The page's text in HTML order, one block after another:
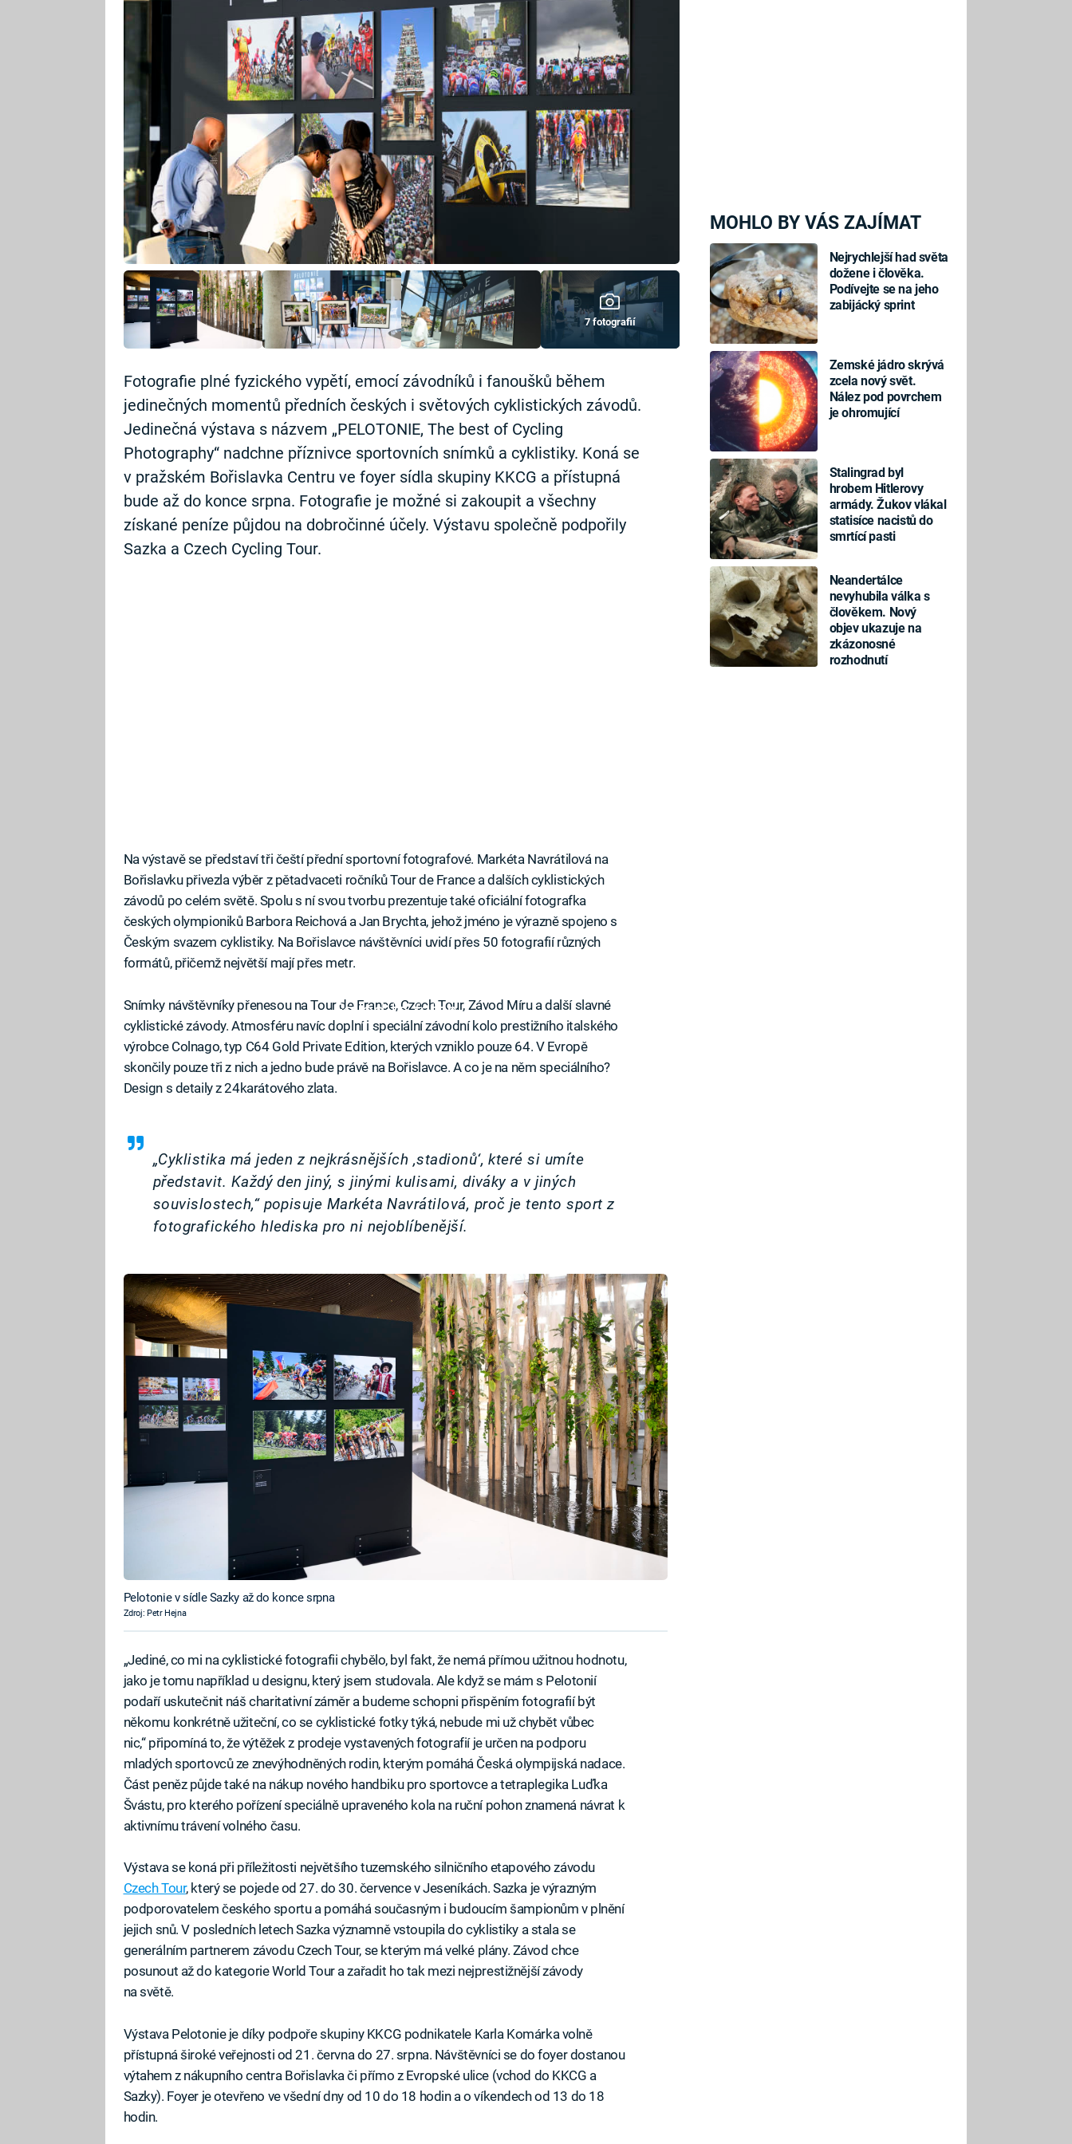
MOHLO BY VÁS ZAJÍMAT
Nejrychlejší had světa
dožene i člověka.
Podívejte se na jeho
zabijácký sprint
Zemské jádro skrývá
zcela nový svět.
Nález pod povrchem
je ohromující
Stalingrad byl
hrobem Hitlerovy
armády. Žukov vlákal
statisíce nacistů do
smrtící pasti
Neandertálce
nevyhubila válka s
člověkem. Nový
objev ukazuje na
zkázonosné
rozhodnutí
7 fotografií
Fotografie plné fyzického vypětí, emocí závodníků i fanoušků během
jedinečných momentů předních českých i světových cyklistických závodů.
Jedinečná výstava s názvem „PELOTONIE, The best of Cycling
Photography“ nadchne příznivce sportovních snímků a cyklistiky. Koná se
v pražském Bořislavka Centru ve foyer sídla skupiny KKCG a přístupná
bude až do konce srpna. Fotografie je možné si zakoupit a všechny
získané peníze půjdou na dobročinné účely. Výstavu společně podpořily
Sazka a Czech Cycling Tour.
Na výstavě se představí tři čeští přední sportovní fotografové. Markéta Navrátilová na
Bořislavku přivezla výběr z pětadvaceti ročníků Tour de France a dalších cyklistických
závodů po celém světě. Spolu s ní svou tvorbu prezentuje také oficiální fotografka
českých olympioniků Barbora Reichová a Jan Brychta, jehož jméno je výrazně spojeno s
Českým svazem cyklistiky. Na Bořislavce návštěvníci uvidí přes 50 fotografií různých
formátů, přičemž největší mají přes metr.
Failed to fetch
Snímky návštěvníky přenesou na Tour de France, Czech Tour, Závod Míru a další slavné
cyklistické závody. Atmosféru navíc doplní i speciální závodní kolo prestižního italského
výrobce Colnago, typ C64 Gold Private Edition, kterých vzniklo pouze 64. V Evropě
skončily pouze tři z nich a jedno bude právě na Bořislavce. A co je na něm speciálního?
Design s detaily z 24karátového zlata.
„Cyklistika má jeden z nejkrásnějších ‚stadionů‘, které si umíte
představit. Každý den jiný, s jinými kulisami, diváky a v jiných
souvislostech,“ popisuje Markéta Navrátilová, proč je tento sport z
fotografického hlediska pro ni nejoblíbenější.
Pelotonie v sídle Sazky až do konce srpna
Zdroj: Petr Hejna
„Jediné, co mi na cyklistické fotografii chybělo, byl fakt, že nemá přímou užitnou hodnotu,
jako je tomu například u designu, který jsem studovala. Ale když se mám s Pelotonií
podaří uskutečnit náš charitativní záměr a budeme schopni přispěním fotografií být
někomu konkrétně užiteční, co se cyklistické fotky týká, nebude mi už chybět vůbec
nic,“ připomíná to, že výtěžek z prodeje vystavených fotografií je určen na podporu
mladých sportovců ze znevýhodněných rodin, kterým pomáhá Česká olympijská nadace.
Část peněz půjde také na nákup nového handbiku pro sportovce a tetraplegika Luďka
Švástu, pro kterého pořízení speciálně upraveného kola na ruční pohon znamená návrat k
aktivnímu trávení volného času.
Výstava se koná při příležitosti největšího tuzemského silničního etapového závodu
Czech Tour, který se pojede od 27. do 30. července v Jeseníkách. Sazka je výrazným
podporovatelem českého sportu a pomáhá současným i budoucím šampionům v plnění
jejich snů. V posledních letech Sazka významně vstoupila do cyklistiky a stala se
generálním partnerem závodu Czech Tour, se kterým má velké plány. Závod chce
posunout až do kategorie World Tour a zařadit ho tak mezi nejprestižnější závody
na světě.
Výstava Pelotonie je díky podpoře skupiny KKCG podnikatele Karla Komárka volně
přístupná široké veřejnosti od 21. června do 27. srpna. Návštěvníci se do foyer dostanou
výtahem z nákupního centra Bořislavka či přímo z Evropské ulice (vchod do KKCG a
Sazky). Foyer je otevřeno ve všední dny od 10 do 18 hodin a o víkendech od 13 do 18
hodin.